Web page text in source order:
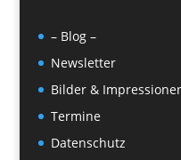
– Blog –
Newsletter
Bilder &
Termine
Datenschutz